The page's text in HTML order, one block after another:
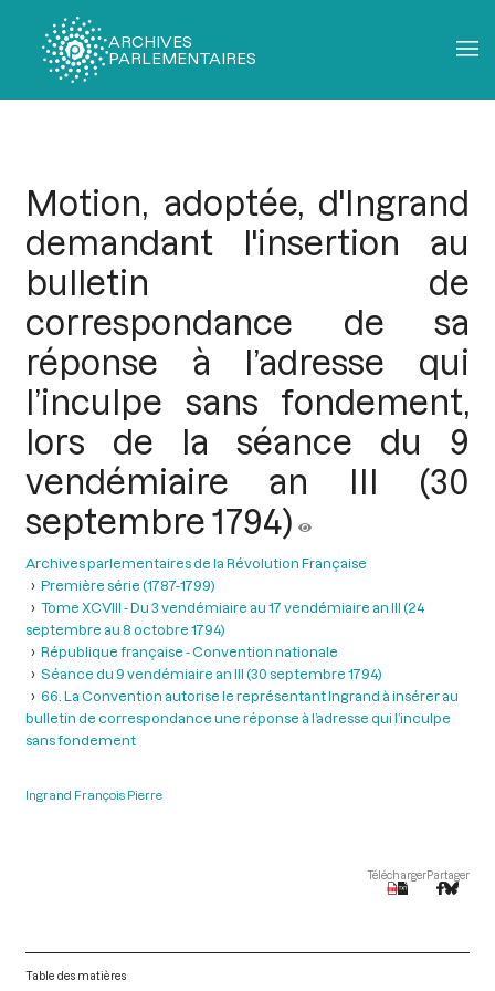
ARCHIVES
PARLEMENTAIRES
Motion, adoptée, d'Ingrand
demandant l'insertion au
bulletin de
correspondance de sa
réponse à l’adresse qui
l’inculpe sans fondement,
lors de la séance du 9
vendémiaire an III (30
septembre 1794)
Archives parlementaires de la Révolution Française
Première série (1787-1799)
Tome XCVIII - Du 3 vendémiaire au 17 vendémiaire an III (24
septembre au 8 octobre 1794)
République française - Convention nationale
Séance du 9 vendémiaire an III (30 septembre 1794)
66. La Convention autorise le représentant Ingrand à insérer au
bulletin de correspondance une réponse à l’adresse qui l’inculpe
sans fondement
Ingrand François Pierre
TéléchargerPartager
Table des matières